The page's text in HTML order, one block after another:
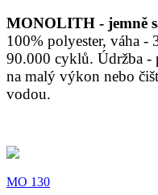
MONOLITH - jemně
100% polyester, váha -
90.000 cyklů. Údržba -
na malý výkon nebo
vodou.
MO 130